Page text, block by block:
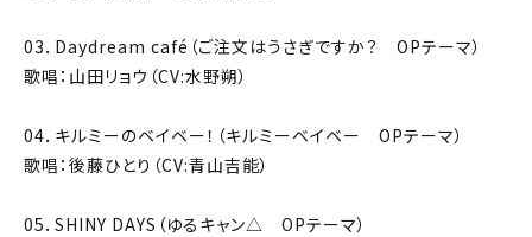
03．Daydream café（ご注文はうさぎですか？ OPテーマ）
歌唱：山田リョウ（CV:水野朔）
04．キルミーのベイベー！（キルミーベイベー OPテーマ）
歌唱：後藤ひとり（CV:青山吉能）
05．SHINY DAYS（ゆるキャン△ OPテーマ）